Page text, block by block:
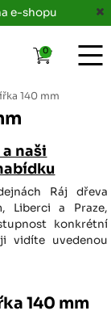
e-shopu
140 mm
naši
Ráj dřeva
Liberci a Praze,
konkrétní
vidíte uvedenou
140 mm
0